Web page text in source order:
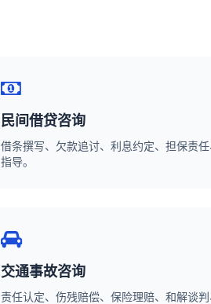
民间借贷咨询
借条撰写、欠款追讨、利息约定、担保责
指导。
交通事故咨询
责任认定、伤残赔偿、保险理赔、和解谈